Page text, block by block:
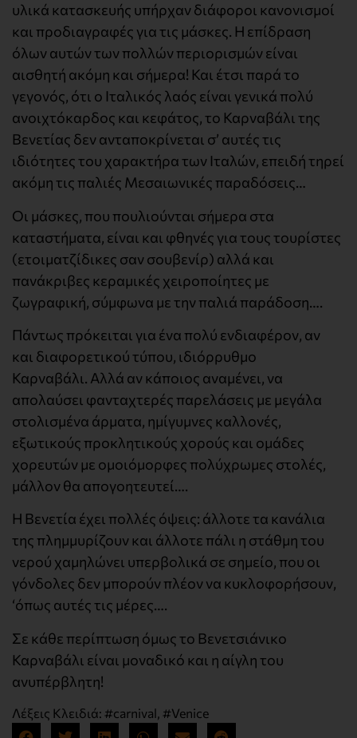
υλικά κατασκευής υπήρχαν διάφοροι κανονισμοί
και προδιαγραφές για τις μάσκες. Η επίδραση
όλων αυτών των πολλών περιορισμών είναι
αισθητή ακόμη και σήμερα! Και έτσι παρά το
γεγονός, ότι ο Ιταλικός λαός είναι γενικά πολύ
ανοιχτόκαρδος και κεφάτος, το Καρναβάλι της
Βενετίας δεν ανταποκρίνεται σ’ αυτές τις
ιδιότητες του χαρακτήρα των Ιταλών, επειδή τηρεί
ακόμη τις παλιές Μεσαιωνικές παραδόσεις…
Οι μάσκες, που πουλιούνται σήμερα στα
καταστήματα, είναι και φθηνές για τους τουρίστες
(ετοιματζίδικες σαν σουβενίρ) αλλά και
πανάκριβες κεραμικές χειροποίητες με
ζωγραφική, σύμφωνα με την παλιά παράδοση….
Πάντως πρόκειται για ένα πολύ ενδιαφέρον, αν
και διαφορετικού τύπου, ιδιόρρυθμο
Καρναβάλι. Αλλά αν κάποιος αναμένει, να
απολαύσει φανταχτερές παρελάσεις με μεγάλα
στολισμένα άρματα, ημίγυμνες καλλονές,
εξωτικούς προκλητικούς χορούς και ομάδες
χορευτών με ομοιόμορφες πολύχρωμες στολές,
μάλλον θα απογοητευτεί….
Η Βενετία έχει πολλές όψεις: άλλοτε τα κανάλια
της πλημμυρίζουν και άλλοτε πάλι η στάθμη του
νερού χαμηλώνει υπερβολικά σε σημείο, που οι
γόνδολες δεν μπορούν πλέον να κυκλοφορήσουν,
‘όπως αυτές τις μέρες….
Σε κάθε περίπτωση όμως το Βενετσιάνικο
Καρναβάλι είναι μοναδικό και η αίγλη του
ανυπέρβλητη!
Λέξεις Κλειδιά: #carnival, #Venice